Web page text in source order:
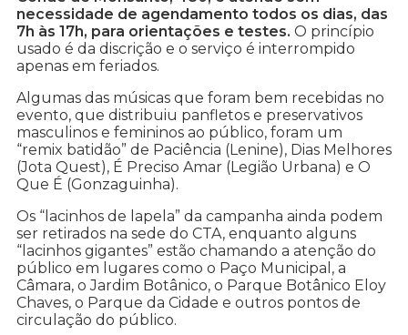
necessidade de agendamento todos os dias, das
7h às 17h, para orientações e testes. O princípio
usado é da discrição e o serviço é interrompido
apenas em feriados.
Algumas das músicas que foram bem recebidas no
evento, que distribuiu panfletos e preservativos
masculinos e femininos ao público, foram um
“remix batidão” de Paciência (Lenine), Dias Melhores
(Jota Quest), É Preciso Amar (Legião Urbana) e O
Que É (Gonzaguinha).
Os “lacinhos de lapela” da campanha ainda podem
ser retirados na sede do CTA, enquanto alguns
“lacinhos gigantes” estão chamando a atenção do
público em lugares como o Paço Municipal, a
Câmara, o Jardim Botânico, o Parque Botânico Eloy
Chaves, o Parque da Cidade e outros pontos de
circulação do público.